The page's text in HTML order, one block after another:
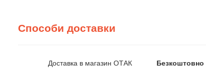
Способи доставки
Доставка в магазин ОТАК Безкоштовно